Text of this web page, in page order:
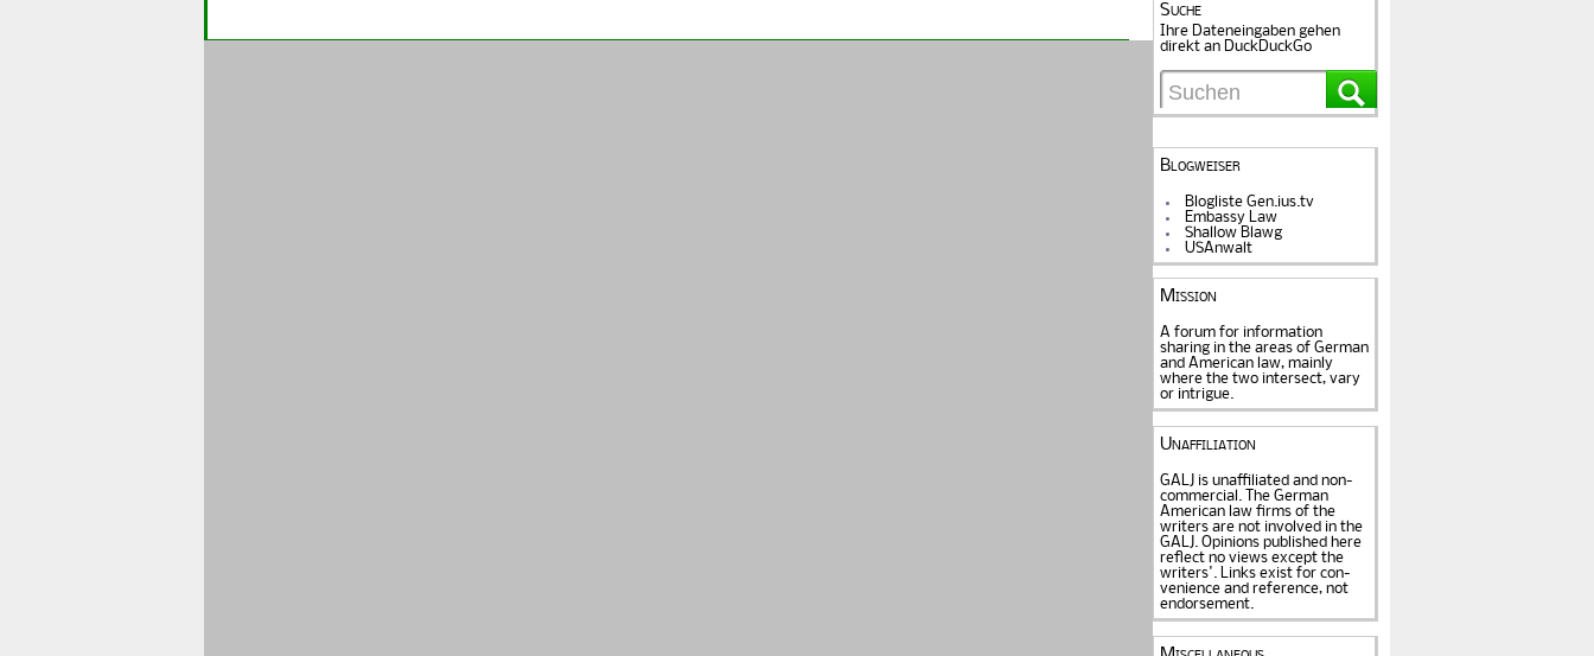
Suche
Ihre Dateneingaben gehen
direkt an DuckDuckGo
Blogweiser
Blogliste Gen.ius.tv
Embassy Law
Shallow Blawg
USAnwalt
Mission
A forum for information
sharing in the areas of German
and American law, mainly
where the two intersect, vary
or intrigue.
Unaffiliation
GALJ is unaffiliated and non-
commercial. The Ger­man
American law firms of the
writers are not in­volved in the
GALJ. Opi­nions published here
reflect no views except the
writers'. Links exist for con­
venience and refe­rence, not
endorse­ment.